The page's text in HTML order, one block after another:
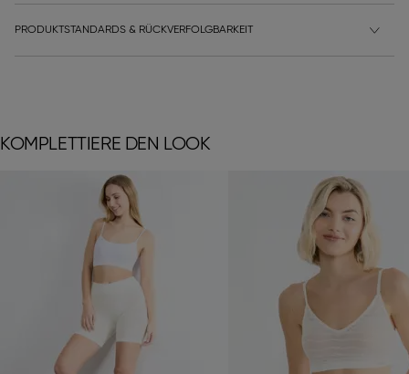
PRODUKTSTANDARDS & RÜCKVERFOLGBARKEIT
KOMPLETTIERE DEN LOOK